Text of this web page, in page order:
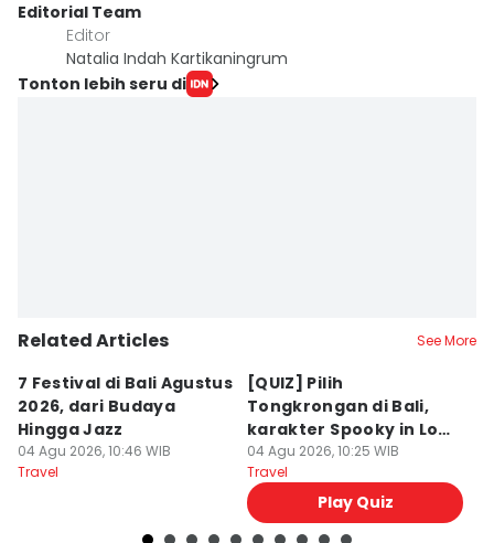
Editorial Team
Editor
Natalia Indah Kartikaningrum
Tonton lebih seru di
Related Articles See More
7 Festival di Bali Agustus
2026, dari Budaya
Hingga Jazz
04 Agu 2026, 10:46 WIB
Travel
[QUIZ] Pilih
Tongkrongan di Bali,
karakter Spooky in Love
Ini Mirip Kamu
04 Agu 2026, 10:25 WIB
Travel
Play Quiz